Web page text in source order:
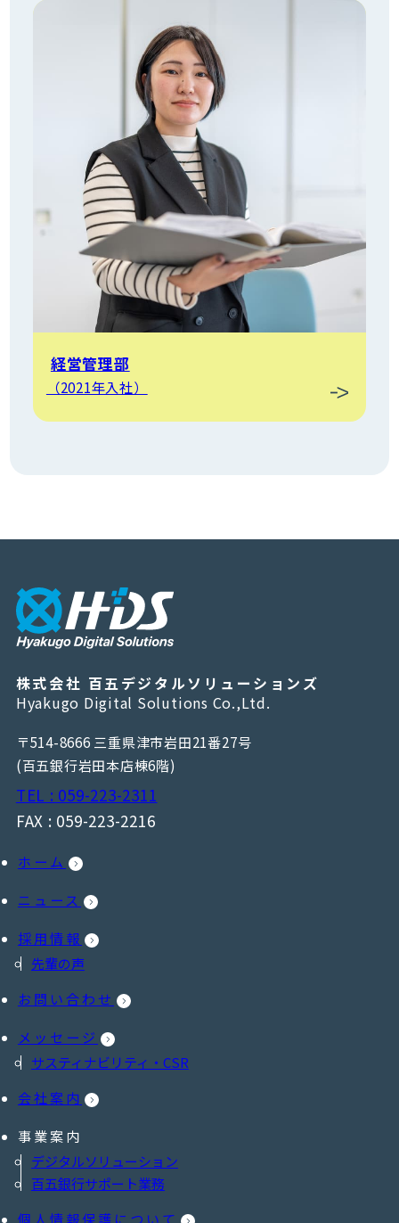
経営管理部
（2021年入社）
株式会社 百五デジタルソリューションズ
Hyakugo Digital Solutions Co.,Ltd.
〒514-8666 三重県津市岩田21番27号
(百五銀行岩田本店棟6階)
TEL : 059-223-2311
FAX : 059-223-2216
ホーム
ニュース
採用情報
先輩の声
お問い合わせ
メッセージ
サスティナビリティ・CSR
会社案内
事業案内
デジタルソリューション
百五銀行サポート業務
個人情報保護について